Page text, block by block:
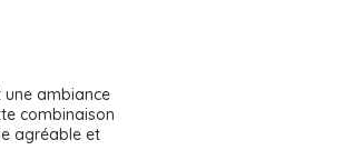
une ambiance
combinaison
agréable et